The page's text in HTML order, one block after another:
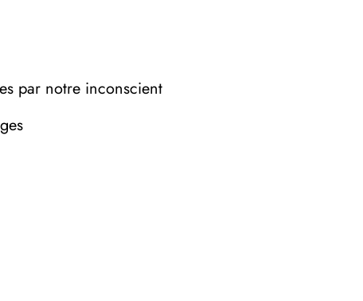
par notre inconscient